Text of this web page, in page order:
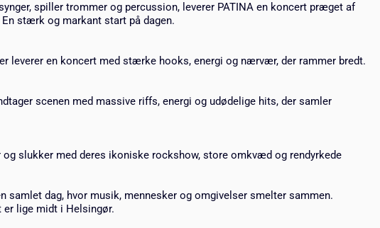
spiller trommer og percussion, leverer PATINA en koncert præget af
stærk og markant start på dagen.
leverer en koncert med stærke hooks, energi og nærvær, der rammer bredt.
scenen med massive riffs, energi og udødelige hits, der samler
og slukker med deres ikoniske rockshow, store omkvæd og rendyrkede
samlet dag, hvor musik, mennesker og omgivelser smelter sammen.
lige midt i Helsingør.